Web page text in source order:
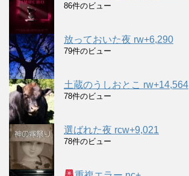
86件のビュー
放っておいた夜 rw+6,290
79件のビュー
土蔵のうしおとこ rw+14,564
78件のビュー
選ばれた夜 rcw+9,021
78件のビュー